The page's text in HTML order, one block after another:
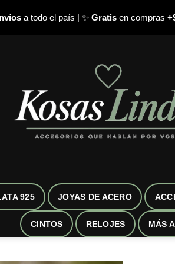
a todo el país | ✨ Gratisen compras
925 JOYAS DE ACERO
CINTOS RELOJES MÁS